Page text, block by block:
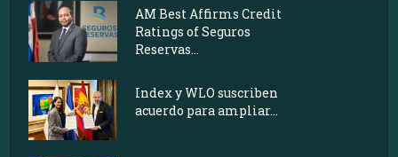
AM Best Affirms Credit
Ratings of Seguros
Reservas...
Index y WLO suscriben
acuerdo para ampliar...